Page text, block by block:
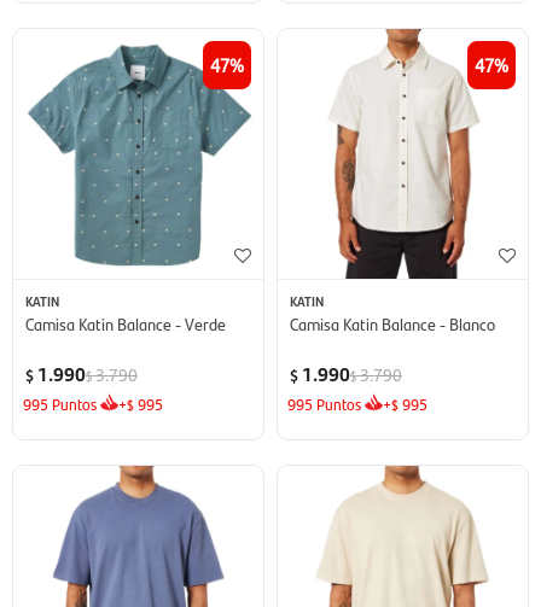
47
KATIN
Camisa Katin Balance - Verde
$ 1.990$3.790
995 Puntos +$995
47
KATIN
Camisa Katin Balance - Blanco
$ 1.990$3.790
995 Puntos +$995